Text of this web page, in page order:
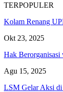
TERPOPULER
Kolam Renang
Okt 23, 2025
Hak
Agu 15, 2025
LSM Gelar Aksi di